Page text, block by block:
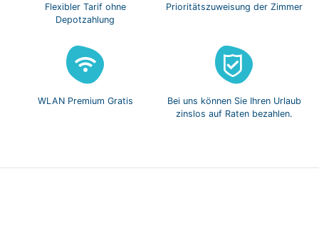
Flexibler Tarif ohne
Depotzahlung
Prioritätszuweisung der Zimmer
WLAN Premium Gratis Bei uns können Sie Ihren Urlaub
zinslos auf Raten bezahlen.